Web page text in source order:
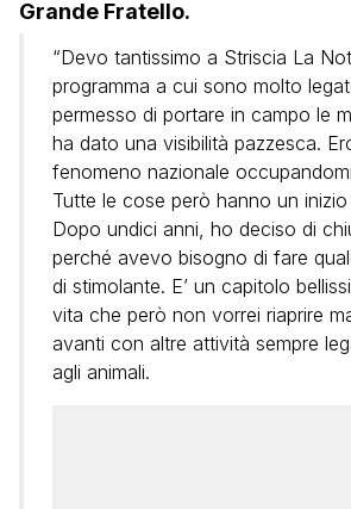
Grande Fratello.
“Devo tantissimo a Striscia La
programma a cui sono molto
permesso di portare in campo le
ha dato una visibilità pazzesca.
fenomeno nazionale
Tutte le cose però hanno un
Dopo undici anni, ho deciso di
perché avevo bisogno di fare
di stimolante. E’ un capitolo
vita che però non vorrei riaprire
avanti con altre attività sempre
agli animali.